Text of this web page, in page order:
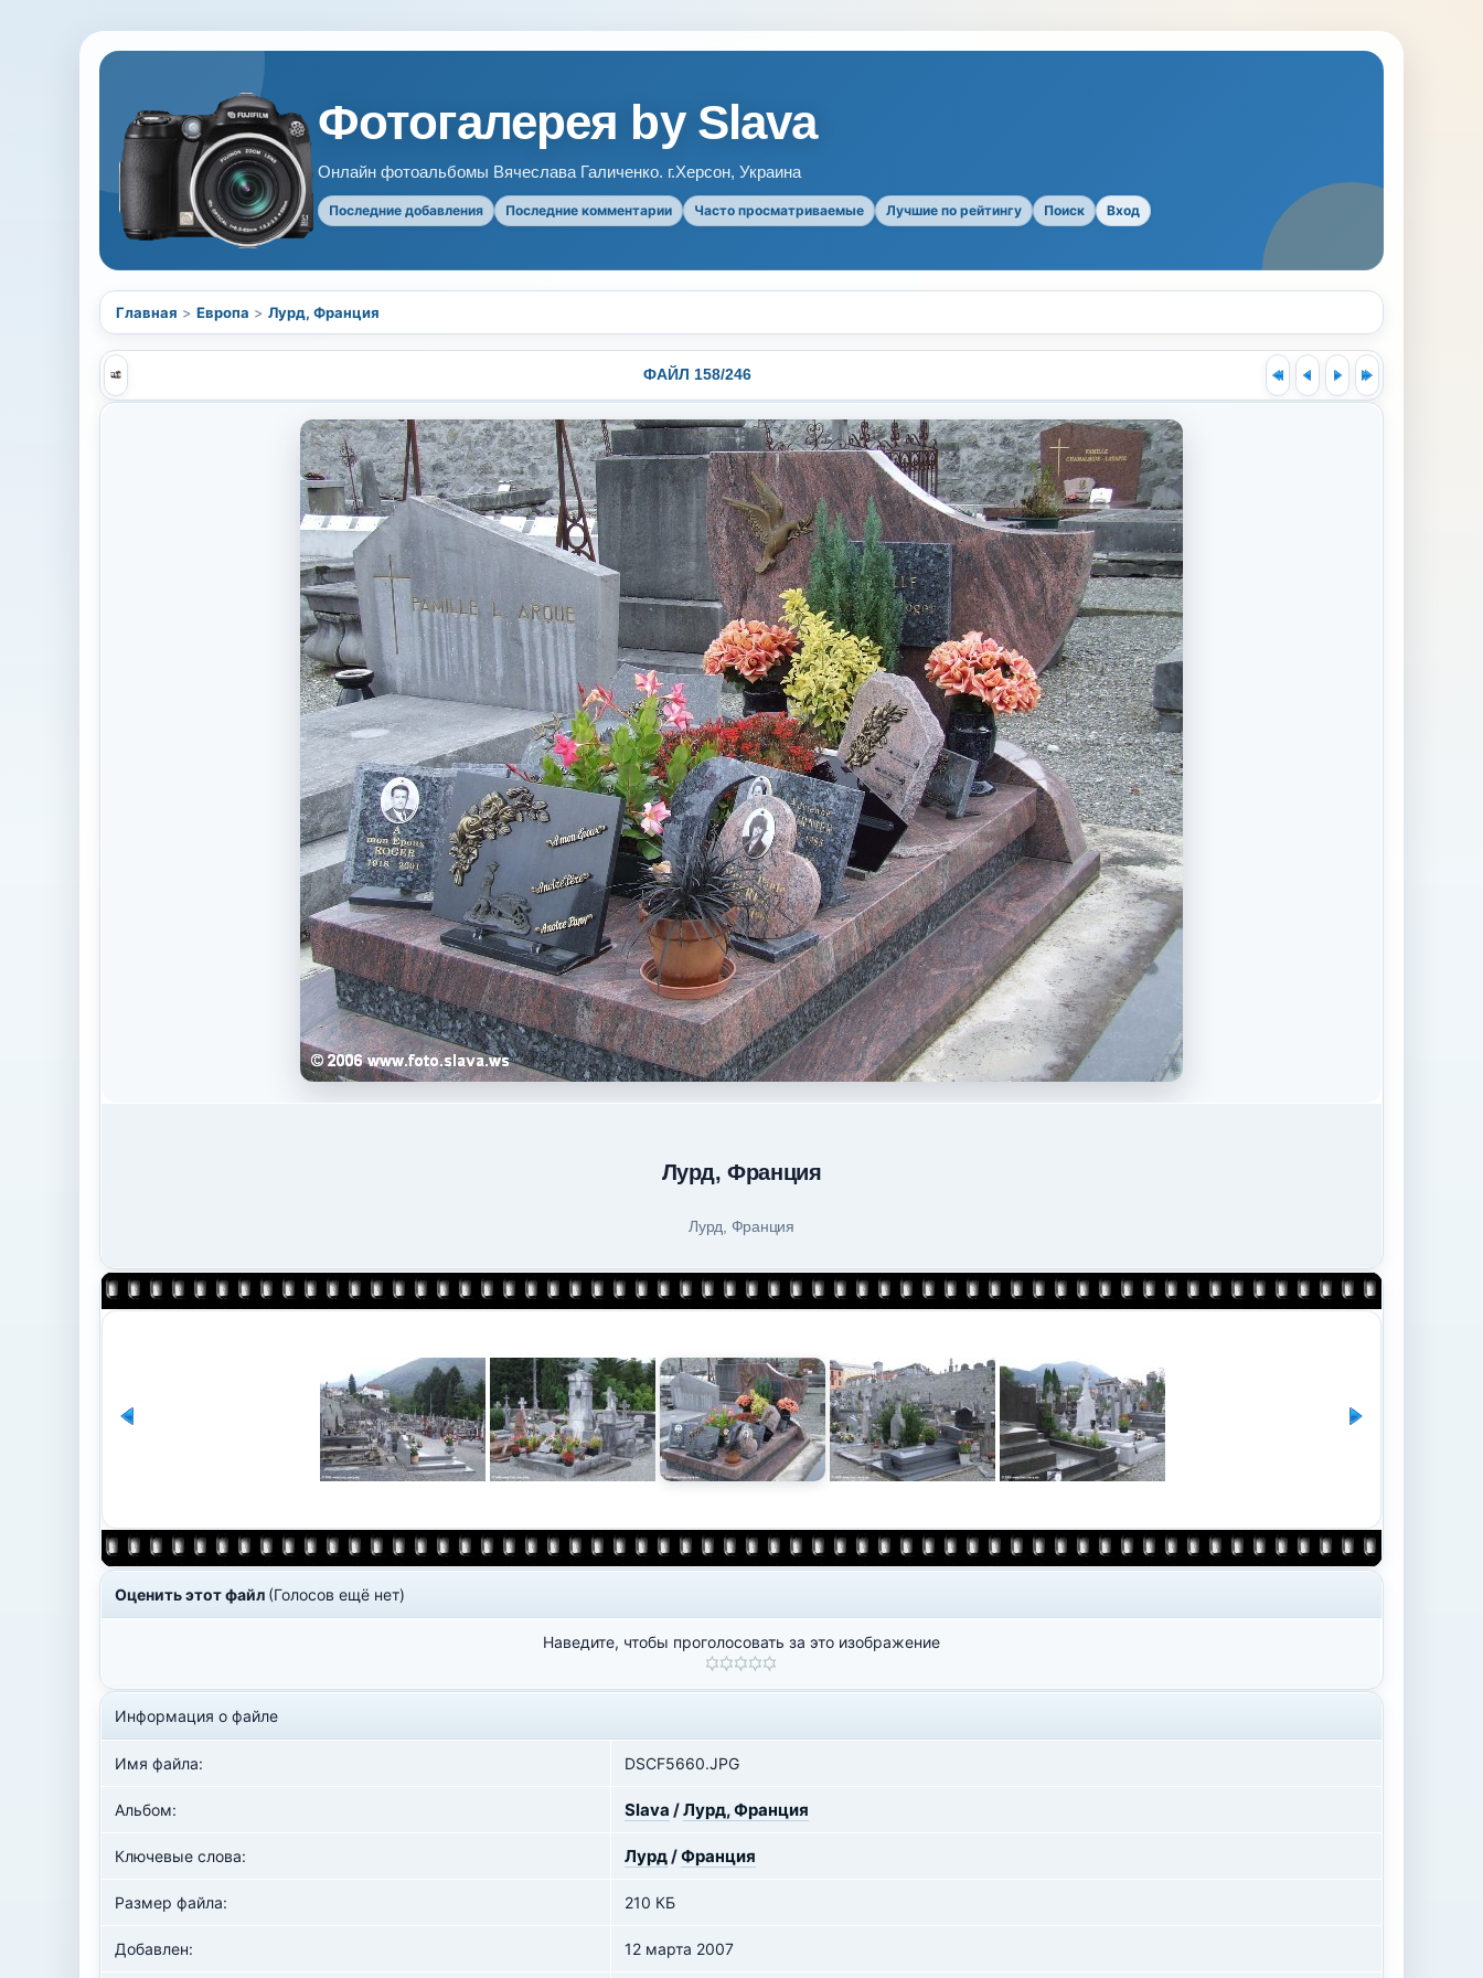
Фотогалерея by Slava
Онлайн фотоальбомы Вячеслава Галиченко. г.Херсон, Украина
Последние добавления Последние комментарии Часто просматриваемые Лучшие по рейтингу Поиск Вход
Главная > Европа > Лурд, Франция
ФАЙЛ 158/246
Лурд, Франция
Лурд, Франция
Оценить этот файл (Голосов ещё нет)
Наведите, чтобы проголосовать за это изображение
Информация о файле
Имя файла: DSCF5660.JPG
Альбом: Slava /Лурд, Франция
Ключевые слова: Лурд/Франция
Размер файла: 210 КБ
Добавлен: 12 марта 2007